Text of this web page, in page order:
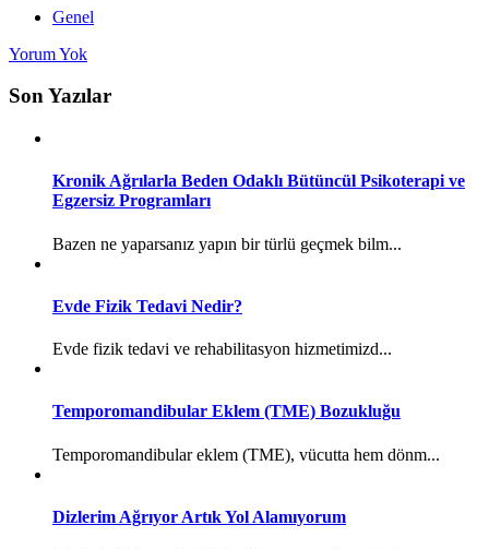
Genel
Yorum Yok
Son Yazılar
Kronik Ağrılarla Beden Odaklı Bütüncül Psikoterapi ve
Egzersiz Programları
Bazen ne yaparsanız yapın bir türlü geçmek bilm...
Evde Fizik Tedavi Nedir?
Evde fizik tedavi ve rehabilitasyon hizmetimizd...
Temporomandibular Eklem (TME) Bozukluğu
Temporomandibular eklem (TME), vücutta hem dönm...
Dizlerim Ağrıyor Artık Yol Alamıyorum